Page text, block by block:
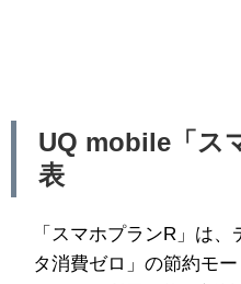
UQ mobile「ス
表
「スマホプランR」は
タ消費ゼロ」の節約モ